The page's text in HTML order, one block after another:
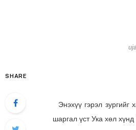
SHARE
Энэхүү гэрэл зургийг
шаргал үст Ука хөл